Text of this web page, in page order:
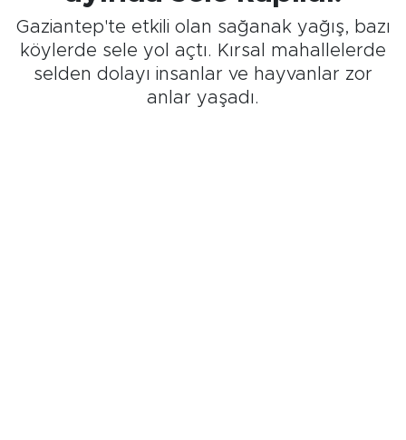
Gaziantep'te etkili olan sağanak yağış, bazı
köylerde sele yol açtı. Kırsal mahallelerde
selden dolayı insanlar ve hayvanlar zor
anlar yaşadı.
Haber Arşivi